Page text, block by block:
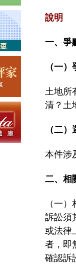
說明
一、爭
（一
土地所
清？土
（二
本件涉
二、相
（一
訴訟須
或法律
者，即
確認訴